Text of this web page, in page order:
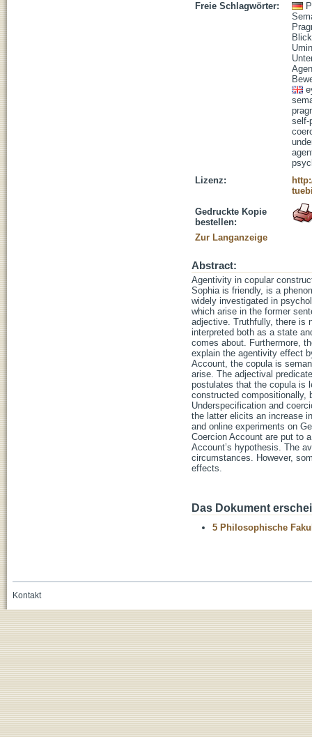
Freie Schlagwörter:
self-
Lizenz:
Gedruckte Kopie
bestellen:
Zur Langanzeige
Abstract:
Agentivity in copular
Sophia is friendly, is a
widely investigated in
which arise in the former
adjective. Truthfully, there is
interpreted both as a state
comes about. Furthermore,
explain the agentivity effect
Account, the copula is
arise. The adjectival
postulates that the copula is
constructed compositionally,
Underspecification and
the latter elicits an increase
and online experiments on
Coercion Account are put to
Account’s hypothesis. The
circumstances. However,
effects.
Das Dokument
5 Philosophische
Kontakt